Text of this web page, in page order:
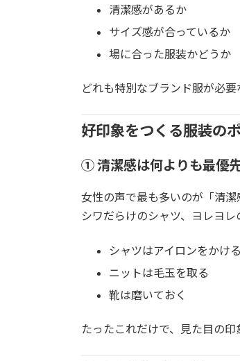
清潔感があるか
サイズ感が合っているか
場に合った服装かどうか
どれも特別なブランド服が必
好印象をつくる服装の
① 清潔感は何よりも最優
女性の声で最も多いのが「清潔
シワだらけのシャツ、ヨレヨレ
シャツはアイロンをかける
ニットは毛玉を取る
靴は磨いておく
たったこれだけで、見た目の印